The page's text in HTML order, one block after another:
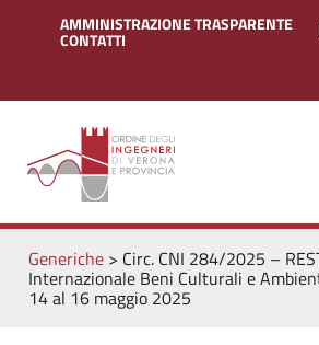
AMMINISTRAZIONE TRASPARENTE
CONTATTI
Generiche> Circ. CNI 284/2025 –
Internazionale Beni Culturali e
14 al 16 maggio 2025